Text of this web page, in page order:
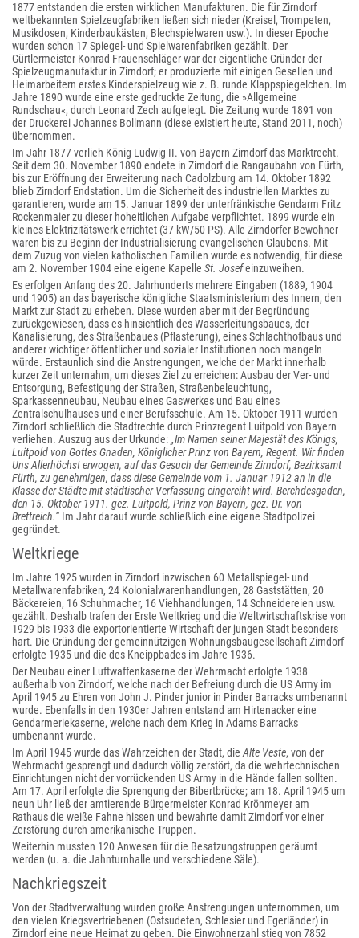
1877 entstanden die ersten wirklichen Manufakturen. Die für Zirndorf
weltbekannten Spielzeugfabriken ließen sich nieder (Kreisel, Trompeten,
Musikdosen, Kinderbaukästen, Blechspielwaren usw.). In dieser Epoche
wurden schon 17 Spiegel- und Spielwarenfabriken gezählt. Der
Gürtlermeister Konrad Frauenschläger war der eigentliche Gründer der
Spielzeugmanufaktur in Zirndorf; er produzierte mit einigen Gesellen und
Heimarbeitern erstes Kinderspielzeug wie z. B. runde Klappspiegelchen. Im
Jahre 1890 wurde eine erste gedruckte Zeitung, die »Allgemeine
Rundschau«, durch Leonard Zech aufgelegt. Die Zeitung wurde 1891 von
der Druckerei Johannes Bollmann (diese existiert heute, Stand 2011, noch)
übernommen.
Im Jahr 1877 verlieh König Ludwig II. von Bayern Zirndorf das Marktrecht.
Seit dem 30. November 1890 endete in Zirndorf die Rangaubahn von Fürth,
bis zur Eröffnung der Erweiterung nach Cadolzburg am 14. Oktober 1892
blieb Zirndorf Endstation. Um die Sicherheit des industriellen Marktes zu
garantieren, wurde am 15. Januar 1899 der unterfränkische Gendarm Fritz
Rockenmaier zu dieser hoheitlichen Aufgabe verpflichtet. 1899 wurde ein
kleines Elektrizitätswerk errichtet (37 kW/50 PS). Alle Zirndorfer Bewohner
waren bis zu Beginn der Industrialisierung evangelischen Glaubens. Mit
dem Zuzug von vielen katholischen Familien wurde es notwendig, für diese
am 2. November 1904 eine eigene Kapelle St. Josefeinzuweihen.
Es erfolgen Anfang des 20. Jahrhunderts mehrere Eingaben (1889, 1904
und 1905) an das bayerische königliche Staatsministerium des Innern, den
Markt zur Stadt zu erheben. Diese wurden aber mit der Begründung
zurückgewiesen, dass es hinsichtlich des Wasserleitungsbaues, der
Kanalisierung, des Straßenbaues (Pflasterung), eines Schlachthofbaus und
anderer wichtiger öffentlicher und sozialer Institutionen noch mangeln
würde. Erstaunlich sind die Anstrengungen, welche der Markt innerhalb
kurzer Zeit unternahm, um dieses Ziel zu erreichen: Ausbau der Ver- und
Entsorgung, Befestigung der Straßen, Straßenbeleuchtung,
Sparkassenneubau, Neubau eines Gaswerkes und Bau eines
Zentralschulhauses und einer Berufsschule. Am 15. Oktober 1911 wurden
Zirndorf schließlich die Stadtrechte durch Prinzregent Luitpold von Bayern
verliehen. Auszug aus der Urkunde:„Im Namen seiner Majestät des Königs,
Luitpold von Gottes Gnaden, Königlicher Prinz von Bayern, Regent. Wir finden
Uns Allerhöchst erwogen, auf das Gesuch der Gemeinde Zirndorf, Bezirksamt
Fürth, zu genehmigen, dass diese Gemeinde vom 1. Januar 1912 an in die
Klasse der Städte mit städtischer Verfassung eingereiht wird. Berchdesgaden,
den 15. Oktober 1911. gez. Luitpold, Prinz von Bayern, gez. Dr. von
Brettreich.“Im Jahr darauf wurde schließlich eine eigene Stadtpolizei
gegründet.
Weltkriege
Im Jahre 1925 wurden in Zirndorf inzwischen 60 Metallspiegel- und
Metallwarenfabriken, 24 Kolonialwarenhandlungen, 28 Gaststätten, 20
Bäckereien, 16 Schuhmacher, 16 Viehhandlungen, 14 Schneidereien usw.
gezählt. Deshalb trafen der Erste Weltkrieg und die Weltwirtschaftskrise von
1929 bis 1933 die exportorientierte Wirtschaft der jungen Stadt besonders
hart. Die Gründung der gemeinnützigen Wohnungsbaugesellschaft Zirndorf
erfolgte 1935 und die des Kneippbades im Jahre 1936.
Der Neubau einer Luftwaffenkaserne der Wehrmacht erfolgte 1938
außerhalb von Zirndorf, welche nach der Befreiung durch die US Army im
April 1945 zu Ehren von John J. Pinder junior in Pinder Barracks umbenannt
wurde. Ebenfalls in den 1930er Jahren entstand am Hirtenacker eine
Gendarmeriekaserne, welche nach dem Krieg in Adams Barracks
umbenannt wurde.
Im April 1945 wurde das Wahrzeichen der Stadt, die Alte Veste, von der
Wehrmacht gesprengt und dadurch völlig zerstört, da die wehrtechnischen
Einrichtungen nicht der vorrückenden US Army in die Hände fallen sollten.
Am 17. April erfolgte die Sprengung der Bibertbrücke; am 18. April 1945 um
neun Uhr ließ der amtierende Bürgermeister Konrad Krönmeyer am
Rathaus die weiße Fahne hissen und bewahrte damit Zirndorf vor einer
Zerstörung durch amerikanische Truppen.
Weiterhin mussten 120 Anwesen für die Besatzungstruppen geräumt
werden (u. a. die Jahnturnhalle und verschiedene Säle).
Nachkriegszeit
Von der Stadtverwaltung wurden große Anstrengungen unternommen, um
den vielen Kriegsvertriebenen (Ostsudeten, Schlesier und Egerländer) in
Zirndorf eine neue Heimat zu geben. Die Einwohnerzahl stieg von 7852